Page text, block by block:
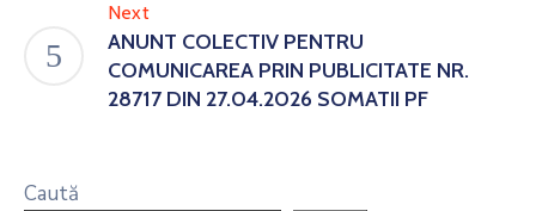
Next
ANUNT COLECTIV PENTRU
COMUNICAREA PRIN PUBLICITATE NR.
28717 DIN 27.04.2026 SOMATII PF
Caută